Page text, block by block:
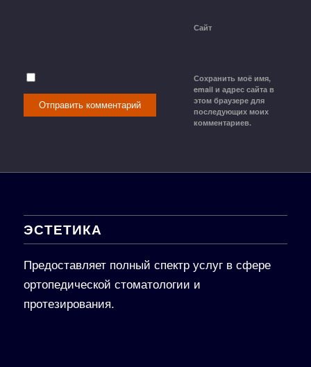
Сайт
Сохранить моё имя,
email и адрес сайта в
этом браузере для
последующих моих
комментариев.
ЭСТЕТИКА
Предоставляет полный спектр услуг в сфере
ортопедической стоматологии и
протезирования.